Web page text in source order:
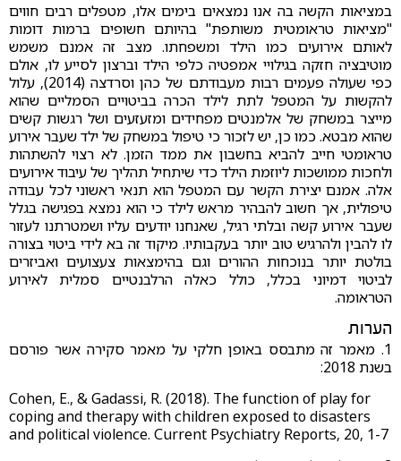
במציאות הקשה בה אנו נמצאים בימים אלו, מטפלים רבים חווים
"מציאות טראומטית משותפת" בהיותם חשופים ברמות דומות
לאותם אירועים כמו הילד ומשפחתו. מצב זה אמנם משמש
מוטיבציה חזקה בגילויי אמפטיה כלפי הילד וברצון לסייע לו, אולם
כפי שעולה פעמים רבות מעבודתם של כהן וסרדצה (2014), עלול
להקשות על המטפל לתת לילד הכרה בביטויים הסמליים שהוא
מייצר במשחק של אלמנטים מפחידים ומזעזעים ושל רגשות קשים
שהוא מבטא. כמו כן, יש לזכור כי טיפול במשחק של ילד שעבר אירוע
טראומטי חייב להביא בחשבון את ממד הזמן. לא רצוי להשתהות
ולחכות ממושכות ליוזמת הילד כדי שיתחיל תהליך של עיבוד אירועים
אלה. אמנם יצירת הקשר עם המטפל הוא תנאי ראשוני לכל עבודה
טיפולית, אך חשוב להבהיר מראש לילד כי הוא נמצא בפגישה בגלל
שעבר אירוע קשה ובלתי רגיל, שאנחנו יודעים עליו ושמטרתנו לעזור
לו להבין ולהרגיש טוב יותר בעקבותיו. מיקוד זה בא לידי ביטוי בצורה
בולטת יותר בנוכחות ההורים וגם בהימצאות צעצועים ואביזרים
לביטוי דמיוני בכלל, כולל כאלה הרלבנטיים סמלית לאירוע
הטראומה.
הערות
1. מאמר זה מתבסס באופן חלקי על מאמר סקירה אשר פורסם
בשנת 2018:
Cohen, E., & Gadassi, R. (2018). The function of play for
coping and therapy with children exposed to disasters
and political violence. Current Psychiatry Reports, 20, 1-7